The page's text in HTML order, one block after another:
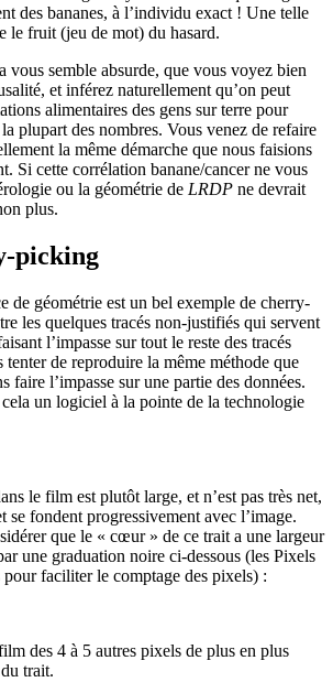
des bananes, à l’individu exact ! Une telle
le fruit (jeu de mot) du hasard.
vous semble absurde, que vous voyez bien
et inférez naturellement qu’on peut
alimentaires des gens sur terre pour
plupart des nombres. Vous venez de refaire
la même démarche que nous faisions
Si cette corrélation banane/cancer ne vous
ou la géométrie de LRDP ne devrait
plus.
picking
de géométrie est un bel exemple de cherry-
les quelques tracés non-justifiés qui servent
l’impasse sur tout le reste des tracés
tenter de reproduire la même méthode que
faire l’impasse sur une partie des données.
un logiciel à la pointe de la technologie
le film est plutôt large, et n’est pas très net,
se fondent progressivement avec l’image.
que le « cœur » de ce trait a une largeur
une graduation noire ci-dessous (les Pixels
pour faciliter le comptage des pixels) :
des 4 à 5 autres pixels de plus en plus
trait.